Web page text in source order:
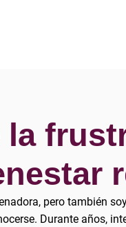
la
pero también
Durante años,